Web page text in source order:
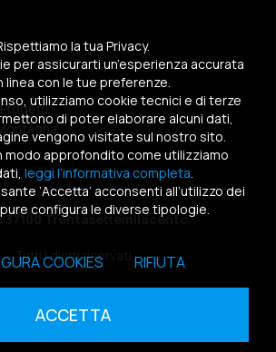
37100 Trentasettemilacento
Tutti i diritti riservati
|Privacy Policy|Cookies Policy
la tua Privacy.
per assicurarti un’esperienza accurata
linea con le tue preferenze.
utilizziamo cookie tecnici e di terze
di poter elaborare alcuni dati,
vengono visitate sul nostro sito.
modo approfondito come utilizziamo
leggi l’informativa completa.
‘Accetta’ acconsenti all’utilizzo dei
configura le diverse tipologie.
COOKIES RIFIUTA
ACCETTA